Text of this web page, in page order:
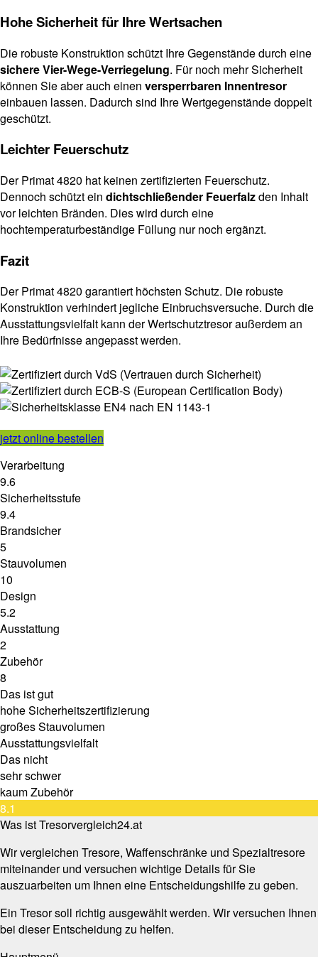
Hohe Sicherheit für Ihre Wertsachen
Die robuste Konstruktion schützt Ihre Gegenstände durch eine
sichere Vier-Wege-Verriegelung. Für noch mehr Sicherheit
können Sie aber auch einen versperrbaren Innentresor
einbauen lassen. Dadurch sind Ihre Wertgegenstände doppelt
geschützt.
Leichter Feuerschutz
Der Primat 4820 hat keinen zertifizierten Feuerschutz.
Dennoch schützt ein dichtschließender Feuerfalzden Inhalt
vor leichten Bränden. Dies wird durch eine
hochtemperaturbeständige Füllung nur noch ergänzt.
Fazit
Der Primat 4820 garantiert höchsten Schutz. Die robuste
Konstruktion verhindert jegliche Einbruchsversuche. Durch die
Ausstattungsvielfalt kann der Wertschutztresor außerdem an
Ihre Bedürfnisse angepasst werden.
jetzt online bestellen
Verarbeitung
9.6
Sicherheitsstufe
9.4
Brandsicher
5
Stauvolumen
10
Design
5.2
Ausstattung
2
Zubehör
8
Das ist gut
hohe Sicherheitszertifizierung
großes Stauvolumen
Ausstattungsvielfalt
Das nicht
sehr schwer
kaum Zubehör
8.1
Was ist Tresorvergleich24.at
Wir vergleichen Tresore, Waffenschränke und Spezialtresore
miteinander und versuchen wichtige Details für Sie
auszuarbeiten um Ihnen eine Entscheidungshilfe zu geben.
Ein Tresor soll richtig ausgewählt werden. Wir versuchen Ihnen
bei dieser Entscheidung zu helfen.